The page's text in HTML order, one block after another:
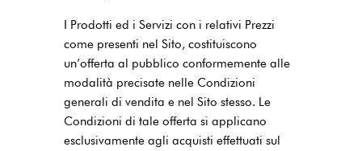
I Prodotti ed i Servizi con i relativi Prezzi
come presenti nel Sito, costituiscono
un’offerta al pubblico conformemente alle
modalità precisate nelle Condizioni
generali di vendita e nel Sito stesso. Le
Condizioni di tale offerta si applicano
esclusivamente agli acquisti effettuati sul